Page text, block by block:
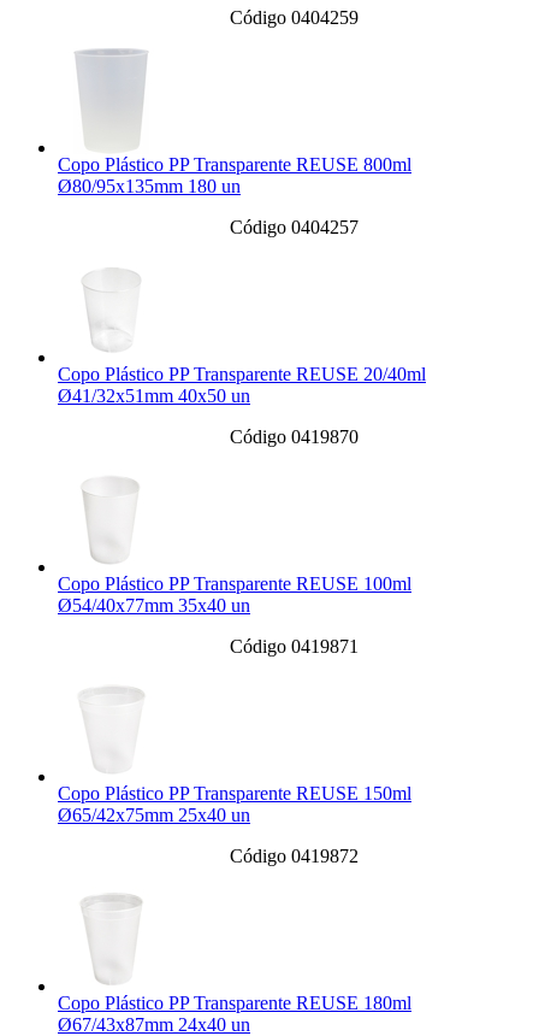
Código 0404259
Copo Plástico PP Transparente REUSE 800ml
Ø80/95x135mm 180 un
Código 0404257
Copo Plástico PP Transparente REUSE 20/40ml
Ø41/32x51mm 40x50 un
Código 0419870
Copo Plástico PP Transparente REUSE 100ml
Ø54/40x77mm 35x40 un
Código 0419871
Copo Plástico PP Transparente REUSE 150ml
Ø65/42x75mm 25x40 un
Código 0419872
Copo Plástico PP Transparente REUSE 180ml
Ø67/43x87mm 24x40 un